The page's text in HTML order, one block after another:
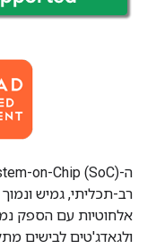
רב-תכליתי, גמיש
אלחוטיות עם הספק
ולגאדג'טים לבישים